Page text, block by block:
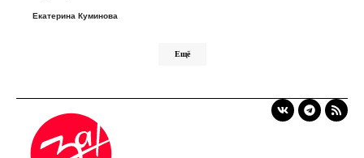
Екатерина Куминова
Ещё